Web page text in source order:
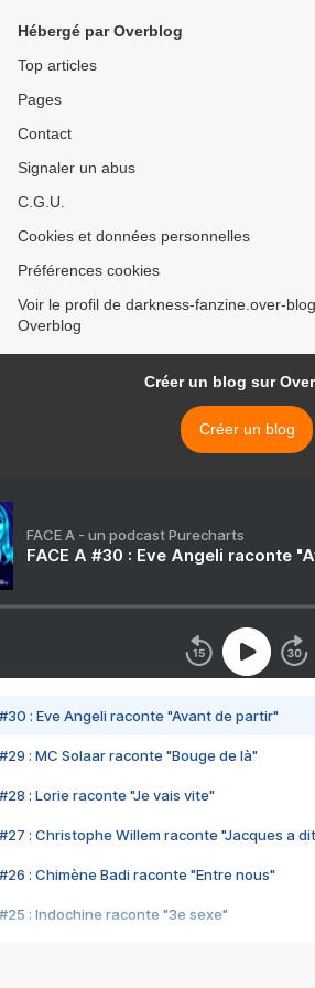
Hébergé par Overblog
Top articles
Pages
Contact
Signaler un abus
C.G.U.
Cookies et données personnelles
Préférences cookies
Voir le profil de darkness-fanzine.over-
Overblog
Créer un blog sur
Créer un blog
FACE A - un podcast Purecharts
FACE A #30 : Eve Angeli raconte
#30 : Eve Angeli raconte "Avant de partir"
#29 : MC Solaar raconte "Bouge de là"
#28 : Lorie raconte "Je vais vite"
#27 : Christophe Willem raconte "Jacques a
#26 : Chimène Badi raconte "Entre nous"
#25 : Indochine raconte "3e sexe"